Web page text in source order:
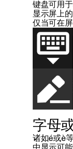
键盘可用
显示屏上
仅当可在
字母
诸如é或è